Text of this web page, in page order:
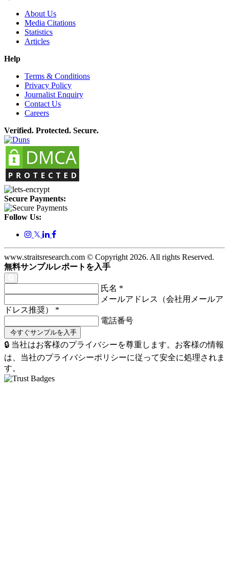
About Us
Media Citations
Statistics
Articles
Help
Terms & Conditions
Privacy Policy
Journalist Enquiry
Contact Us
Careers
Verified. Protected. Secure.
Secure Payments:
Follow Us:
𝕏
www.straitsresearch.com © Copyright 2026. All rights Reserved.
無料サンプルレポートを入手
氏名 *
メールアドレス（会社用メールア
ドレス推奨） *
電話番号
🔒 当社はお客様のプライバシーを尊重します。お客様の情報
は、当社のプライバシーポリシーに従って安全に処理されま
す。